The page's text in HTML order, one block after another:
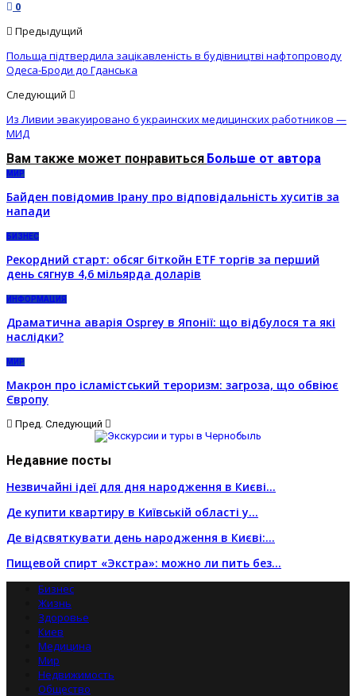
0
Предыдущий
Польща підтвердила зацікавленість в будівництві нафтопроводу
Одеса-Броди до Гданська
Следующий
Из Ливии эвакуировано 6 украинских медицинских работников —
МИД
Вам также может понравиться Больше от автора
МИР
Байден повідомив Ірану про відповідальність хуситів за
напади
БИЗНЕС
Рекордний старт: обсяг біткойн ETF торгів за перший
день сягнув 4,6 мільярда доларів
ИНФОРМАЦИЯ
Драматична аварія Osprey в Японії: що відбулося та які
наслідки?
МИР
Макрон про ісламістський тероризм: загроза, що обвіює
Європу
Пред. Следующий
Недавние посты
Незвичайні ідеї для дня народження в Києві…
Де купити квартиру в Київській області у…
Де відсвяткувати день народження в Києві:…
Пищевой спирт «Экстра»: можно ли пить без…
Бизнес
Жизнь
Здоровье
Киев
Медицина
Мир
Недвижимость
Общество